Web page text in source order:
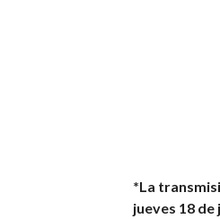
*La
jueves 18